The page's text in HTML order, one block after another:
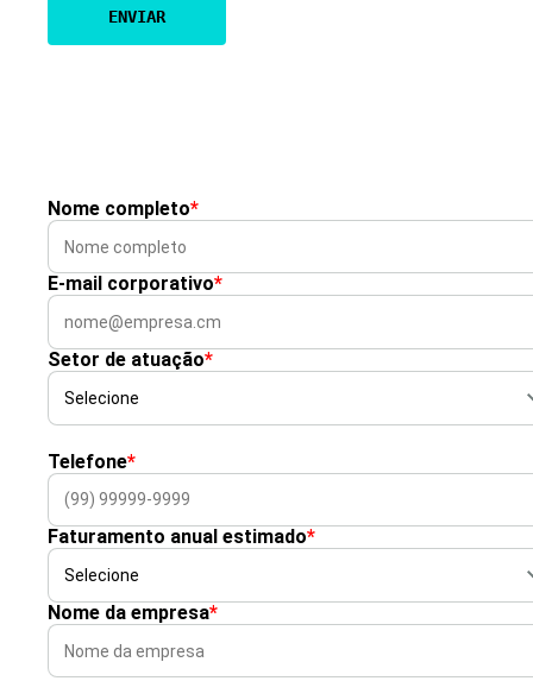
Nome completo*
E-mail corporativo*
Setor de atuação*
Telefone*
Faturamento anual estimado*
Nome da empresa*